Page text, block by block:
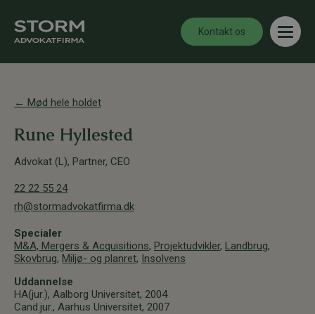
Kontakt os
← Mød hele holdet
Rune Hyllested
Advokat (L), Partner, CEO
22 22 55 24
rh@stormadvokatfirma.dk
Specialer
M&A, Mergers & Acquisitions, Projektudvikler, Landbrug,
Skovbrug, Miljø- og planret, Insolvens
Uddannelse
HA(jur.), Aalborg Universitet, 2004
Cand.jur., Aarhus Universitet, 2007